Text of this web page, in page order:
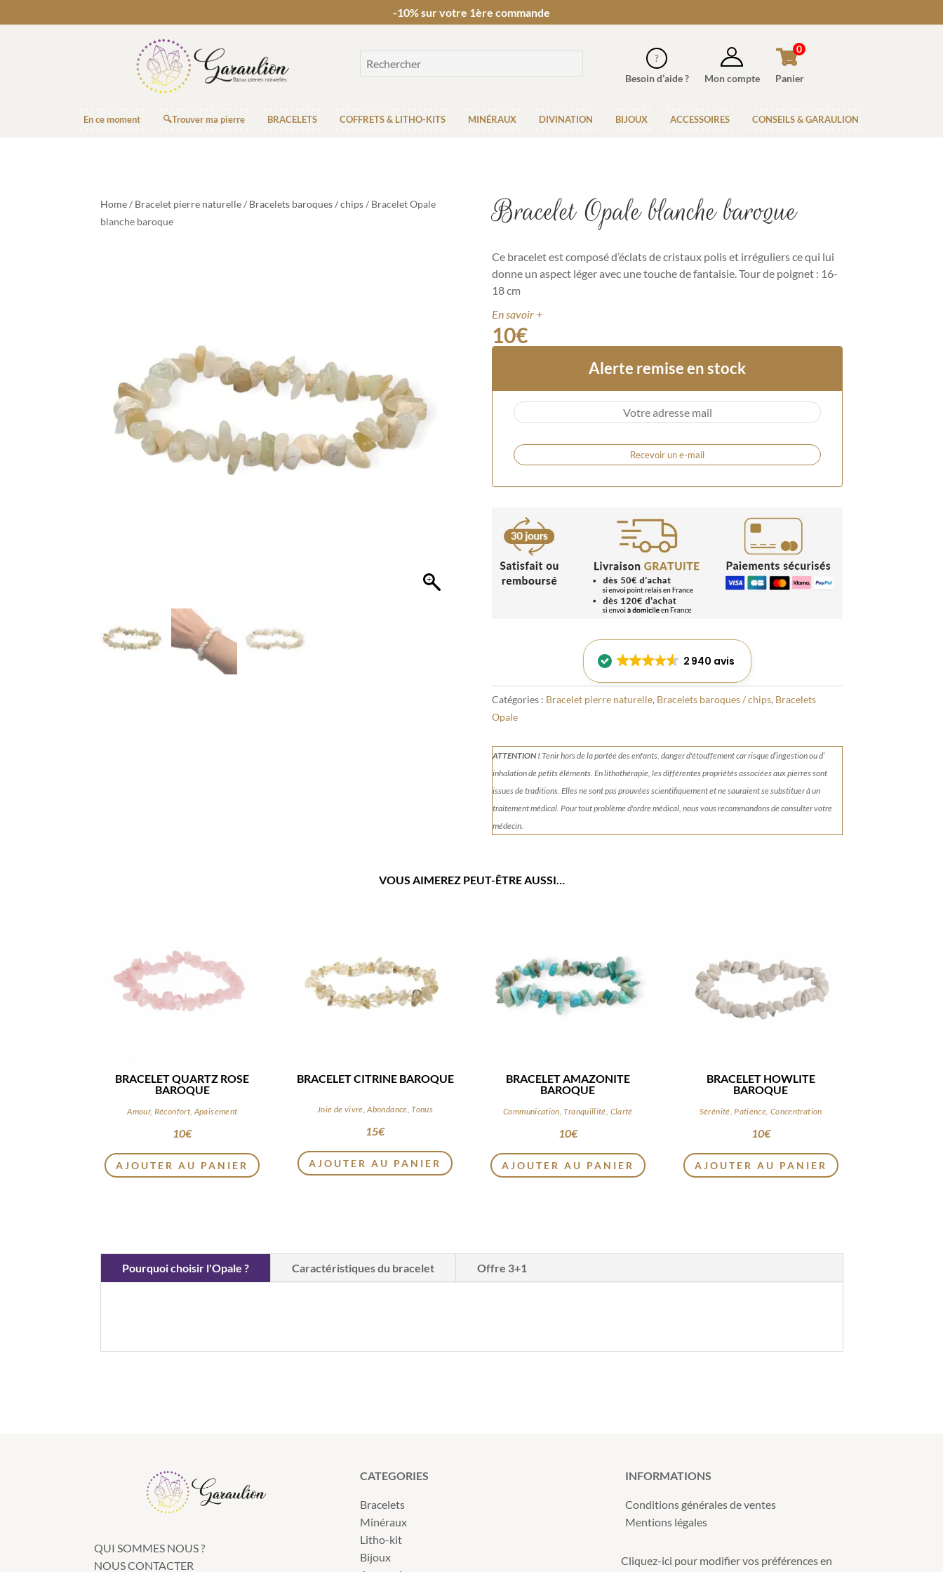
-10% sur votre 1ère commande
Besoin d’aide ? Mon compte Panier
0
En ce moment 🔍Trouver ma pierre BRACELETS COFFRETS & LITHO-KITS MINÉRAUX DIVINATION BIJOUX ACCESSOIRES CONSEILS & GARAULION
Home/ Bracelet pierre naturelle/ Bracelets baroques / chips/ Bracelet Opale
blanche baroque
Bracelet Opale blanche baroque
Ce bracelet est composé d’éclats de cristaux polis et irréguliers ce qui lui
donne un aspect léger avec une touche de fantaisie.Tour de poignet : 16-
18 cm
En savoir +
10€
Alerte remise en stock
Recevoir un e-mail
2 940 avis
Catégories : Bracelet pierre naturelle, Bracelets baroques / chips, Bracelets
Opale
ATTENTION !Tenirhors de la portée des enfants, danger d'étouffement car risque d’ingestion ou d’
inhalation de petits éléments.En lithothérapie, les différentes propriétés associées aux pierres sont
issues de traditions. Elles ne sont pas prouvées scientifiquement et ne sauraient se substituer à un
traitement médical. Pour tout problème d'ordre médical, nous vous recommandons de consulter votre
médecin.
VOUS AIMEREZ PEUT-ÊTRE AUSSI…
BRACELET QUARTZ ROSE
BAROQUE
Amour, Réconfort, Apaisement
10€
AJOUTER AU PANIER
BRACELET CITRINE BAROQUE
Joie de vivre, Abondance, Tonus
15€
AJOUTER AU PANIER
BRACELET AMAZONITE
BAROQUE
Communication, Tranquillité, Clarté
10€
AJOUTER AU PANIER
BRACELET HOWLITE
BAROQUE
Sérénité, Patience, Concentration
10€
AJOUTER AU PANIER
Pourquoi choisir l'Opale ? Caractéristiques du bracelet Offre 3+1
QUI SOMMES NOUS ?
NOUS CONTACTER
CATEGORIES
Bracelets
Minéraux
Litho-kit
Bijoux
INFORMATIONS
Conditions générales de ventes
Mentions légales
Cliquez-ici pour modifier vos préférences en